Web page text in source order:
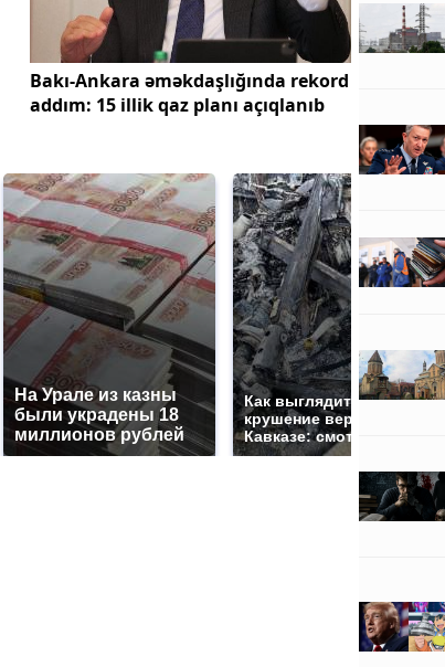
Bakı-Ankara əməkdaşlığında rekord
addım: 15 illik qaz planı açıqlanıb
На Урале из казны
были украдены 18
миллионов рублей
Как выглядит место
крушение вертолета на
Кавказе: смотреть